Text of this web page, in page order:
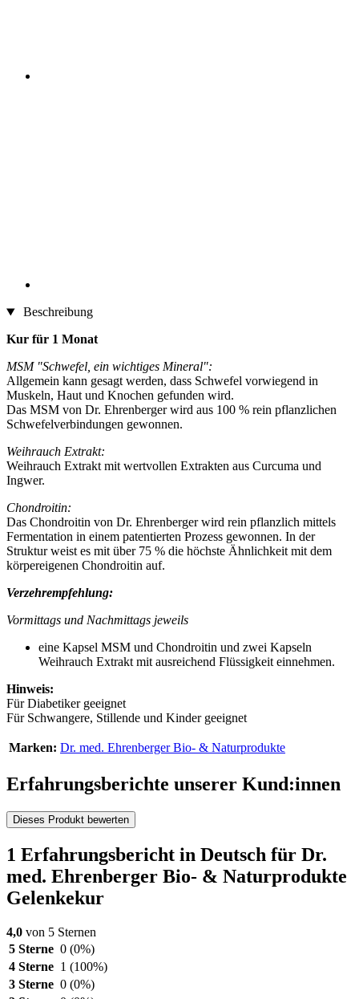
Beschreibung
Kur für 1 Monat
MSM "Schwefel, ein wichtiges Mineral":
Allgemein kann gesagt werden, dass Schwefel vorwiegend in
Muskeln, Haut und Knochen gefunden wird.
Das MSM von Dr. Ehrenberger wird aus 100 % rein pflanzlichen
Schwefelverbindungen gewonnen.
Weihrauch Extrakt:
Weihrauch Extrakt mit wertvollen Extrakten aus Curcuma und
Ingwer.
Chondroitin:
Das Chondroitin von Dr. Ehrenberger wird rein pflanzlich mittels
Fermentation in einem patentierten Prozess gewonnen. In der
Struktur weist es mit über 75 % die höchste Ähnlichkeit mit dem
körpereigenen Chondroitin auf.
Verzehrempfehlung:
Vormittags und Nachmittags jeweils
eine Kapsel MSM und Chondroitin und zwei Kapseln
Weihrauch Extrakt mit ausreichend Flüssigkeit einnehmen.
Hinweis:
Für Diabetiker geeignet
Für Schwangere, Stillende und Kinder geeignet
Marken: Dr. med. Ehrenberger Bio- & Naturprodukte
Erfahrungsberichte unserer Kund:innen
Dieses Produkt bewerten
1 Erfahrungsbericht in Deutsch für Dr.
med. Ehrenberger Bio- & Naturprodukte
Gelenkekur
4,0 von 5 Sternen
5 Sterne 0 (0%)
4 Sterne 1 (100%)
3 Sterne 0 (0%)